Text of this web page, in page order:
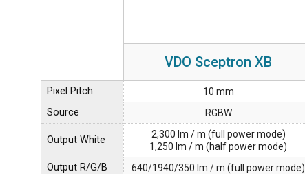
VDO Sceptron XB
Pixel Pitch 10 mm
Source RGBW
Output White
2,300 lm / m (full power mode)
1,250 lm / m (half power mode)
Output R/G/B 640/1940/350 lm / m (full power mode)